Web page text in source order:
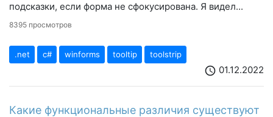
подсказки, если форма не сфокусирована. Я видел...
8395 просмотров
.net c# winforms tooltip toolstrip
schedule 01.12.2022
Какие функциональные различия существуют